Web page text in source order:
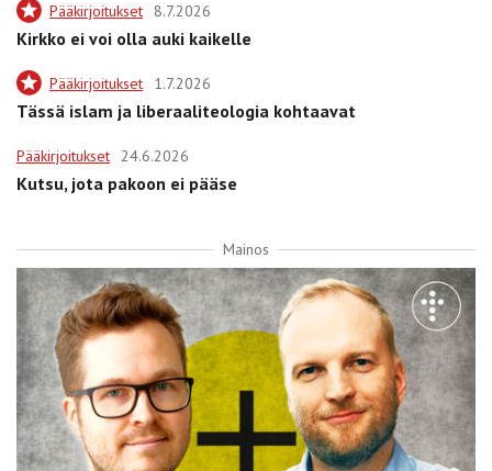
Pääkirjoitukset 8.7.2026
Kirkko ei voi olla auki kaikelle
Pääkirjoitukset 1.7.2026
Tässä islam ja liberaaliteologia kohtaavat
Pääkirjoitukset 24.6.2026
Kutsu, jota pakoon ei pääse
Mainos